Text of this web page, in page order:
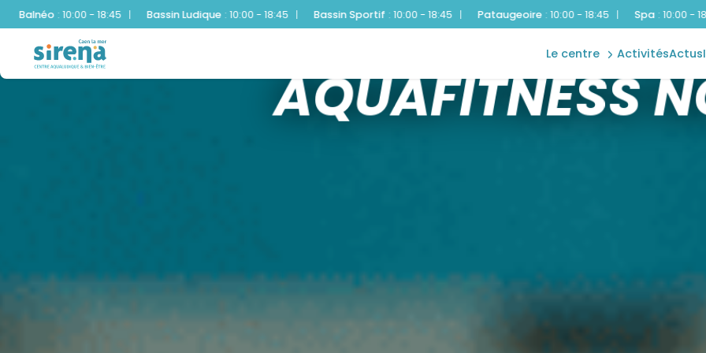
Bassin Ludique:10:00 - 18:45 | Bassin Sportif:10:00 - 18:45 | Pataugeoire:10:00 - 18:45 | Spa:10:00 - 18:45 | Toboggan:10:00 -
le centre
bien-être
activités actus
ACTIVITÉ BASIQUE
AQUAFITNESS